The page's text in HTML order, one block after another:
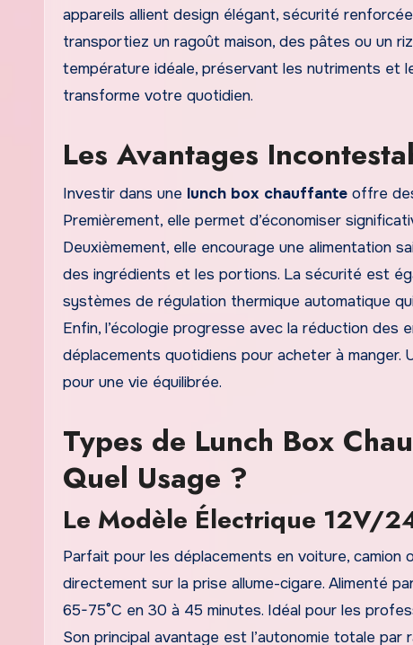
appareils allient design élégant, sécurité
transportiez un ragoût maison, des pâtes ou un
température idéale, préservant les nutriments et
transforme votre quotidien.
Les Avantages
Investir dans une lunch box chauffante offre
Premièrement, elle permet d’économiser
Deuxièmement, elle encourage une alimentation
des ingrédients et les portions. La sécurité est
systèmes de régulation thermique automatique
Enfin, l’écologie progresse avec la réduction
déplacements quotidiens pour acheter à manger.
pour une vie équilibrée.
Types de Lunch Box
Quel Usage ?
Le Modèle Électrique 12V/
Parfait pour les déplacements en voiture, camion
directement sur la prise allume-cigare. Alimenté
65-75°C en 30 à 45 minutes. Idéal pour les
Son principal avantage est l’autonomie totale par